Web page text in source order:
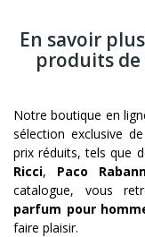
En savoir
produits de
Notre boutique en
sélection exclusive de
prix réduits, tels que
Ricci, Paco
catalogue, vous
parfum pour
faire plaisir.